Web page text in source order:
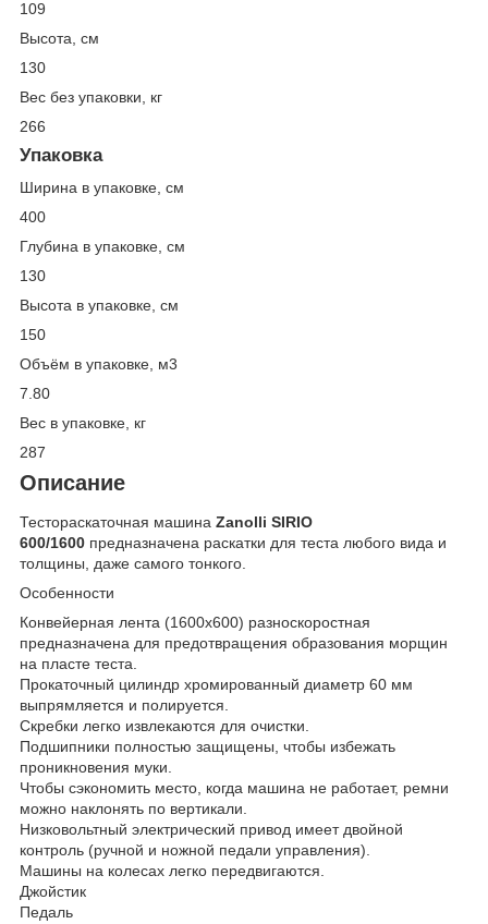
109
Высота, см
130
Вес без упаковки, кг
266
Упаковка
Ширина в упаковке, см
400
Глубина в упаковке, см
130
Высота в упаковке, см
150
Объём в упаковке, м3
7.80
Вес в упаковке, кг
287
Описание
Тестораскаточная машина Zanolli SIRIO
600/1600 предназначена раскатки для теста любого вида и
толщины, даже самого тонкого.
Особенности
Конвейерная лента (1600х600) разноскоростная
предназначена для предотвращения образования морщин
на пласте теста.
Прокаточный цилиндр хромированный диаметр 60 мм
выпрямляется и полируется.
Скребки легко извлекаются для очистки.
Подшипники полностью защищены, чтобы избежать
проникновения муки.
Чтобы сэкономить место, когда машина не работает, ремни
можно наклонять по вертикали.
Низковольтный электрический привод имеет двойной
контроль (ручной и ножной педали управления).
Машины на колесах легко передвигаются.
Джойстик
Педаль